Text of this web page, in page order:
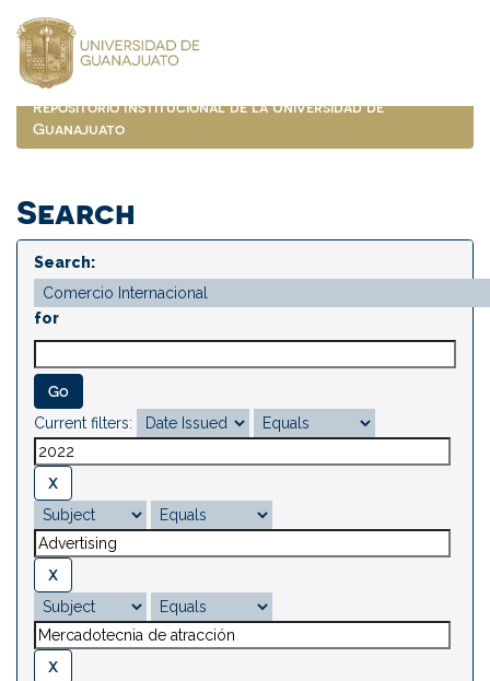
navigation
Repositorio Institucional de la Universidad de
Guanajuato
Search
Search:
for
Current filters: